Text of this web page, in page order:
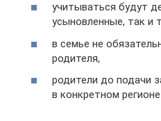
учитываться будут
усыновленные, так и
в семье не
родителя,
родители до подачи
в конкретном